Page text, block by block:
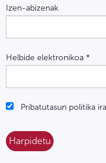
Izen-abizenak
Helbide elektronikoa *
Pribatutasun politika